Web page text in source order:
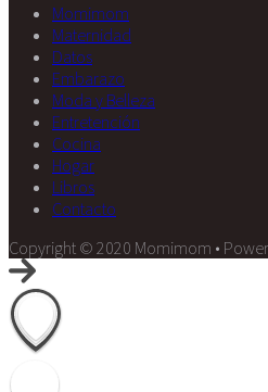
Momimom
Maternidad
Datos
Embarazo
Moda y Belleza
Entretención
Cocina
Hogar
Libros
Contacto
Copyright © 2020 Momimom •